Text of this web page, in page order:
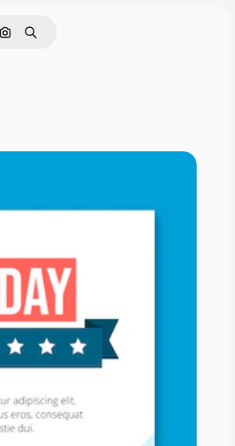
Buscar por imagen
Buscar